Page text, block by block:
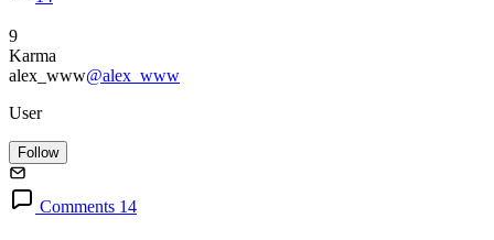
9
Karma
alex_www@alex_www
User
Follow
Comments 14